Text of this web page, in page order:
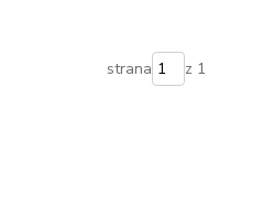
strana z 1